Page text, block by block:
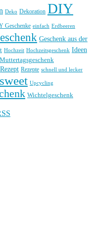
Deko Dekoration DIY
Geschenke einfach Erdbeeren
Geschenk aus der
Hochzeit Hochzeitsgeschenk Ideen
Muttertagsgeschenk
Rezept Rezepte schnell und lecker
sweet Upcycling
Wichtelgeschenk